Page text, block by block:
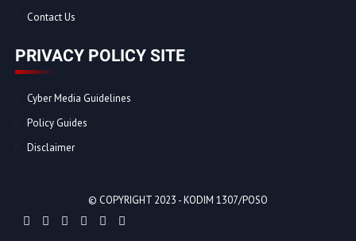
Contact Us
PRIVACY POLICY SITE
Cyber Media Guidelines
Policy Guides
Disclaimer
© COPYRIGHT 2023 -KODIM 1307/POSO